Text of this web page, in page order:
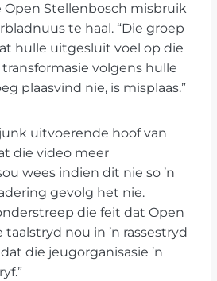
Open Stellenbosch misbruik
te haal. “Die groep
hulle uitgesluit voel op die
volgens hulle
plaasvind nie, is misplaas.”
uitvoerende hoof van
die video meer
wees indien dit nie so ’n
gevolg het nie.
die feit dat Open
taalstryd nou in ’n rassestryd
die jeugorganisasie ’n